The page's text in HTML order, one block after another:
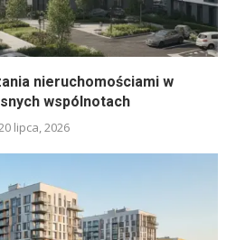
nieruchomościami w
wspólnotach
lipca, 2026